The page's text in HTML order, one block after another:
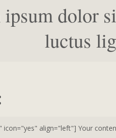
dolor
luctus